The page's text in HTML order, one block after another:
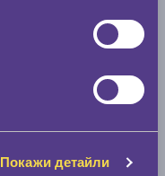
Покажи детайли